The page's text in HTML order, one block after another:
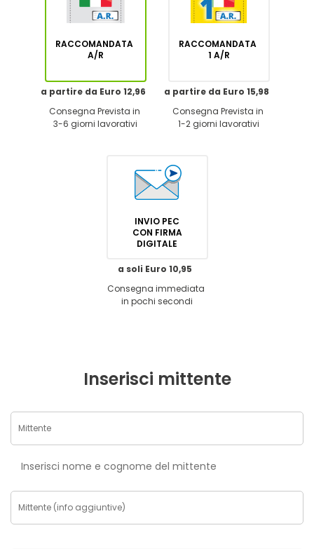
RACCOMANDATA
A/R
a partire da Euro 12,96
Consegna Prevista in
3-6 giorni lavorativi
RACCOMANDATA
1 A/R
a partire da Euro 15,98
Consegna Prevista in
1-2 giorni lavorativi
INVIO PEC
CON FIRMA
DIGITALE
a soli Euro 10,95
Consegna immediata
in pochi secondi
Inserisci mittente
Inserisci nome e cognome del mittente